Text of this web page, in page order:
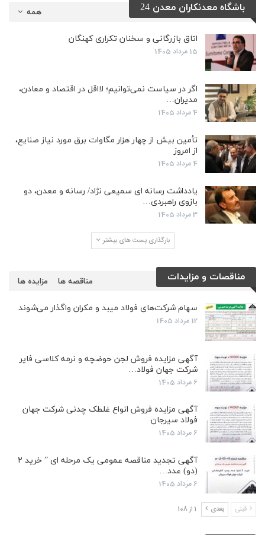
همه باشگاه معدنکاران معدن 24
اتاق بازرگانی و سخنان تکراری کهنگان
15 مرداد 1405
اگر در سیاست نمی‌توانیم؛ لااقل در اقتصاد و معادن،
مدیران…
4 مرداد 1405
تأمین بیش از چهار هزار مگاوات برق مورد نیاز صنایع،
از امروز
4 مرداد 1405
یادداشت رسانه ای سمیعی نژاد/ رسانه و معدن، دو
بازوی راهبردی…
3 مرداد 1405
بارگذاری پست های بیشتر
مناقصات و مزایدات مزایده ها مناقصه ها
سهام شرکت‌های فولاد میبد و مکران واگذار می‌شوند
12 مرداد 1405
آگهی مزایده فروش لجن حوضچه و نرمه کلاسی فایر
شرکت جهان فولاد…
6 مرداد 1405
آگهی مزایده فروش انواع غلطک چدنی شرکت جهان
فولاد سیرجان
6 مرداد 1405
آگهی تجدید مناقصه عمومی یک مرحله ای ” خرید ۲
(دو) عدد…
6 مرداد 1405
قبلی بعدی 1 از 108